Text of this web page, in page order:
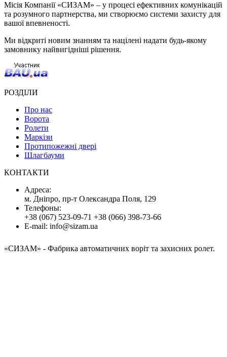
Місія Компанії «СИЗАМ» – у процесі ефективних комунікацій
та розумного партнерства, ми створюємо системи захисту для
вашої впевненості.
Ми відкриті новим знанням та націлені надати будь-якому
замовнику найвигідніші рішення.
РОЗДІЛИ
Про нас
Ворота
Ролети
Маркізи
Протипожежні двері
Шлагбауми
КОНТАКТИ
Адресa:
м. Дніпро, пр-т Олександра Поля, 129
Телефоны:
+38 (067) 523-09-71 +38 (066) 398-73-66
E-mail: info@sizam.ua
«СИЗАМ» - Фабрика автоматичних воріт та захисних ролет.